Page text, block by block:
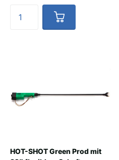
HOT-SHOT Green Prod mit